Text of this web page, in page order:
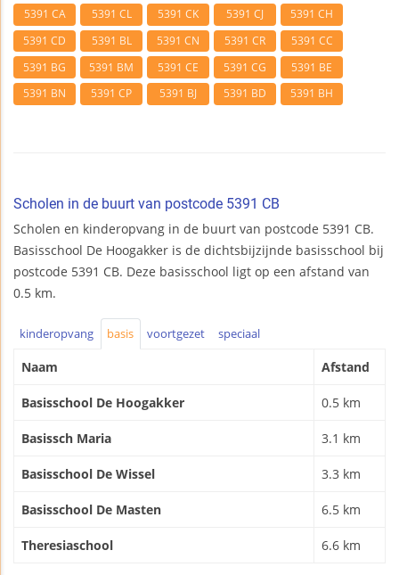
5391 CA 5391 CL 5391 CK 5391 CJ
5391 CH
5391 CD
5391 BL 5391 CN 5391 CR
5391 CC
5391 BG
5391 BM 5391 CE 5391 CG
5391 BE
5391 BN
5391 CP 5391 BJ 5391 BD 5391 BH
Scholen in de buurt van postcode 5391 CB
Scholen en kinderopvang in de buurt van postcode 5391 CB.
Basisschool De Hoogakker is de dichtsbijzijnde basisschool bij
postcode 5391 CB. Deze basisschool ligt op een afstand van
0.5 km.
kinderopvang basis voortgezet speciaal
Naam Afstand
Basisschool De Hoogakker 0.5 km
Basissch Maria 3.1 km
Basisschool De Wissel 3.3 km
Basisschool De Masten 6.5 km
Theresiaschool 6.6 km